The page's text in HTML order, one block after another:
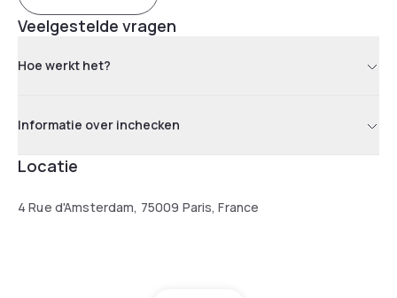
Veelgestelde vragen
Hoe werkt het?
Informatie over inchecken
Locatie
4 Rue d'Amsterdam, 75009 Paris, France